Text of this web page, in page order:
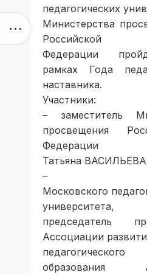
педагогических
Министерства
Российской
Федерации
рамках Года
наставника.
Участники:
– заместитель
просвещения
Федерации
Татьяна
–
Московского
университета,
председатель
Ассоциации
педагогического
образования